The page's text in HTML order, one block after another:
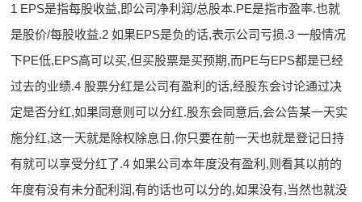
1 EPS是指每股收益,即公司净利润/总股本.PE是指市盈率.也就
是股价/每股收益.2 如果EPS是负的话,表示公司亏损.3 一般情况
下PE低,EPS高可以买,但买股票是买预期,而PE与EPS都是已经
过去的业绩.4 股票分红是公司有盈利的话,经股东会讨论通过决
定是否分红,如果同意则可以分红.股东会同意后,会公告某一天实
施分红,这一天就是除权除息日,你只要在前一天也就是登记日持
有就可以享受分红了.4 如果公司本年度没有盈利,则看其以前的
年度有没有未分配利润,有的话也可以分的,如果没有,当然也就没